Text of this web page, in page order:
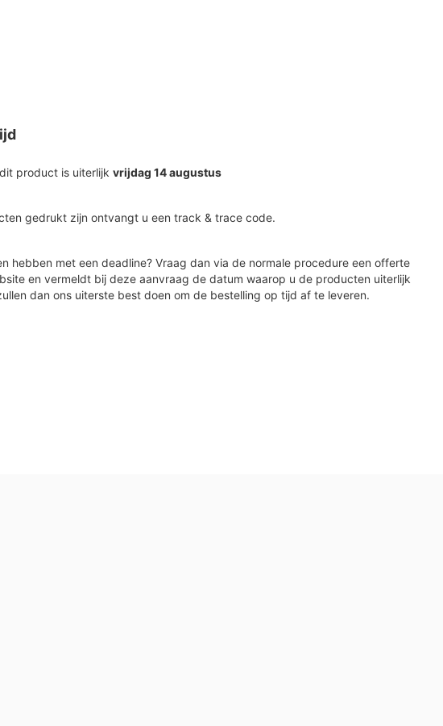
product is uiterlijk vrijdag 14 augustus
gedrukt zijn ontvangt u een track & trace code.
hebben met een deadline? Vraag dan via de normale procedure een offerte
en vermeldt bij deze aanvraag de datum waarop u de producten uiterlijk
dan ons uiterste best doen om de bestelling op tijd af te leveren.